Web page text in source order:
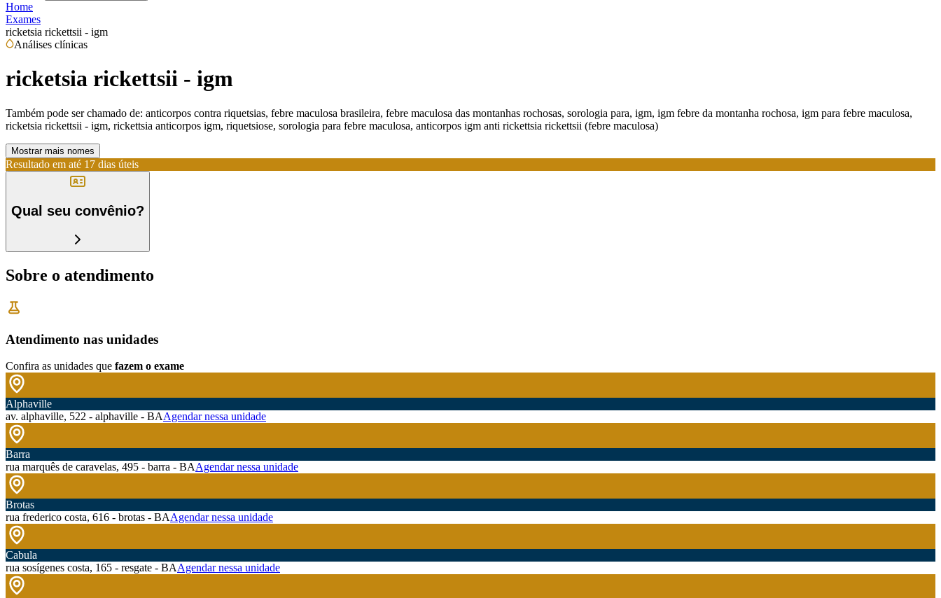
Home
Exames
ricketsia rickettsii - igm
Análises clínicas
ricketsia rickettsii - igm
Também pode ser chamado de: anticorpos contra riquetsias, febre maculosa brasileira, febre maculosa das montanhas rochosas, sorologia para, igm, igm febre da montanha rochosa, igm para febre maculosa,
ricketsia rickettsii - igm, rickettsia anticorpos igm, riquetsiose, sorologia para febre maculosa, anticorpos igm anti rickettsia rickettsii (febre maculosa)
Mostrar mais nomes
Resultado em até 17 dias úteis
Qual seu convênio?
Sobre o atendimento
Atendimento nas unidades
Confira as unidades que fazem o exame
Alphaville
av. alphaville, 522 - alphaville - BAAgendar nessa unidade
Barra
rua marquês de caravelas, 495 - barra - BAAgendar nessa unidade
Brotas
rua frederico costa, 616 - brotas - BAAgendar nessa unidade
Cabula
rua sosígenes costa, 165 - resgate - BAAgendar nessa unidade